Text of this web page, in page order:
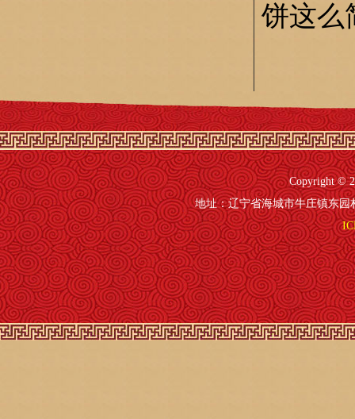
饼这么
Copyright ©
地址：辽宁省海城市牛庄镇东